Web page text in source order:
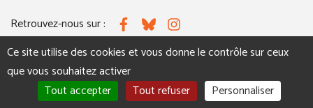
Retrouvez-nous sur : FacebookBlueskyInstagram
MENTIONS LÉGALES NOUS CONTACTER
Ce site utilise des cookies et vous donne le contrôle sur ceux
que vous souhaitez activer
Tout accepter
Tout refuser Personnaliser